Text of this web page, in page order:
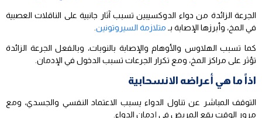
الجرعة الزائدة من دواء الدوكسيبين تسبب آثار جانبية على الناقلات العصبية
في المخ، وأبرزها الإصابة بـ متلازمة السيروتونين
كما تسبب الهلاوس والأوهام والإصابة بالنوبات، وبالفعل الجرعة الزائدة
تؤثر على مراكز المخ، ومع تكرار الجرعات تسبب الدخول في الإدمان.
اذاً ما هي أعراضه الانسحابية
التوقف المباشر عن تناول الدواء يسبب الاعتماد النفسي والجسدي، ومع
مرور الوقت يقع المريض في إدمان الدواء.